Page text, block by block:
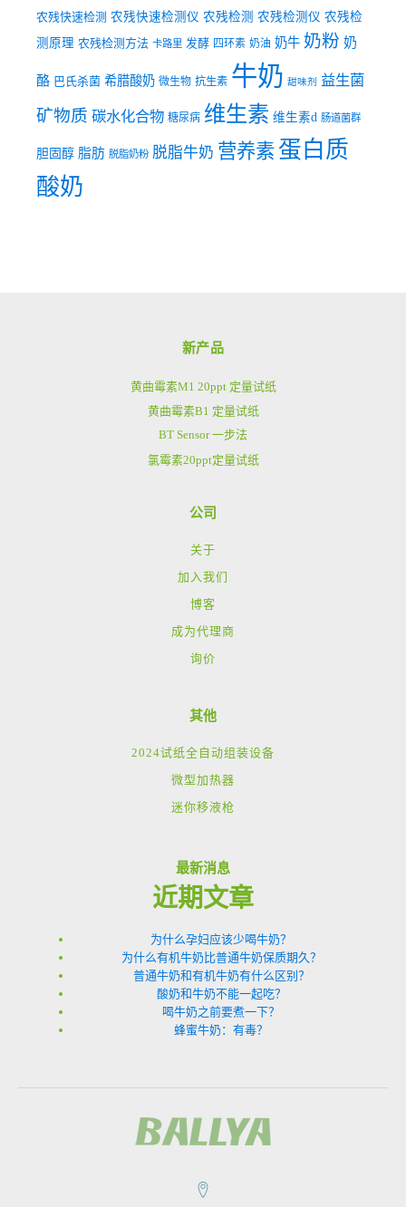
农残快速检测 农残快速检测仪 农残检测 农残检测仪 农残检
测原理 农残检测方法 卡路里 发酵 四环素 奶油 奶牛 奶粉 奶
酪 巴氏杀菌 希腊酸奶 微生物 抗生素 牛奶 甜味剂 益生菌
矿物质 碳水化合物 糖尿病 维生素 维生素d 肠道菌群
胆固醇 脂肪 脱脂奶粉 脱脂牛奶 营养素 蛋白质
酸奶
新产品
黄曲霉素M1 20ppt 定量试纸
黄曲霉素B1 定量试纸
BT Sensor 一步法
氯霉素20ppt定量试纸
公司
关于
加入我们
博客
成为代理商
询价
其他
2024试纸全自动组装设备
微型加热器
迷你移液枪
最新消息
近期文章
为什么孕妇应该少喝牛奶？
为什么有机牛奶比普通牛奶保质期久？
普通牛奶和有机牛奶有什么区别？
酸奶和牛奶不能一起吃？
喝牛奶之前要煮一下？
蜂蜜牛奶：有毒？